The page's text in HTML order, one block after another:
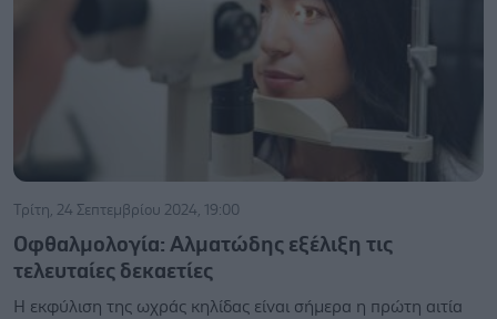
Τρίτη, 24 Σεπτεμβρίου 2024, 19:00
Οφθαλμολογία: Αλματώδης εξέλιξη τις
τελευταίες δεκαετίες
Η εκφύλιση της ωχράς κηλίδας είναι σήμερα η πρώτη αιτία